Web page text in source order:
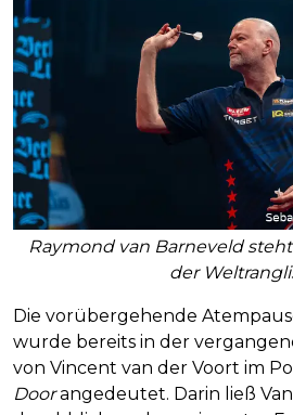
Raymond van Barneveld
der
Die vorübergehende
wurde bereits in der
von Vincent van der Voort im
Doorangedeutet. Darin ließ